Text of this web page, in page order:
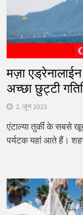
मज़ा
अच्छा छुट्टी
2. जून 2023
एंटाल्या तुर्की के सबसे
पर्यटक यहां आते हैं।